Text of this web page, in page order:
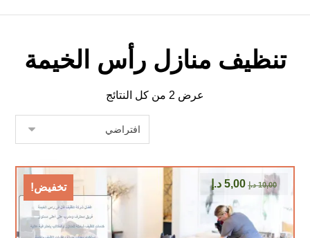
تنظيف منازل رأس الخيمة
عرض ⁦2⁩ من كل النتائج
تخفيض! 10,00 د.إ 5,00 د.إ